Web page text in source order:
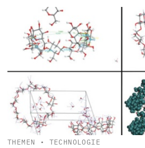
THEMEN • TECHNOLOGIE